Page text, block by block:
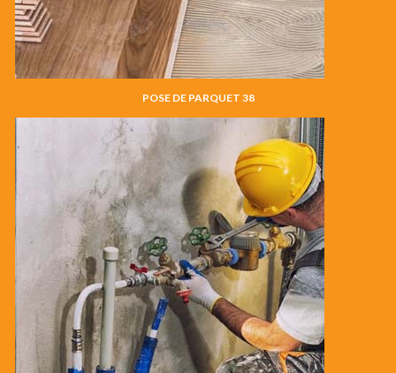
POSE DE PARQUET 38